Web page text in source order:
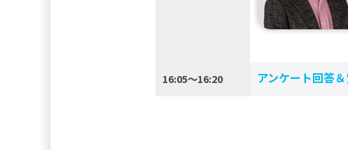
16:05～16:20 アンケート回答